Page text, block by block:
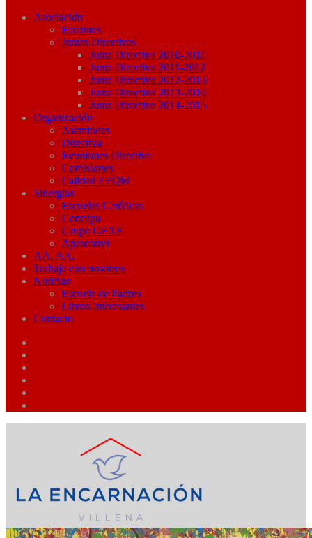
Asociación
Estatutos
Juntas Directivas
Junta Directiva 2010-2011
Junta Directiva 2011-2012
Junta Directiva 2012-2013
Junta Directiva 2013-2014
Junta Directiva 2014-2015
Organización
Asambleas
Directiva
Reuniones Directiva
Comisiones
Calidad EFQM
Sinergias
Escuelas Católicas
Concapa
Grupo GEXE
Apasconvi
AA. AA.
Trabaja con nosotros
Noticias
Escuela de Padres
Libros Interesantes
Contacto